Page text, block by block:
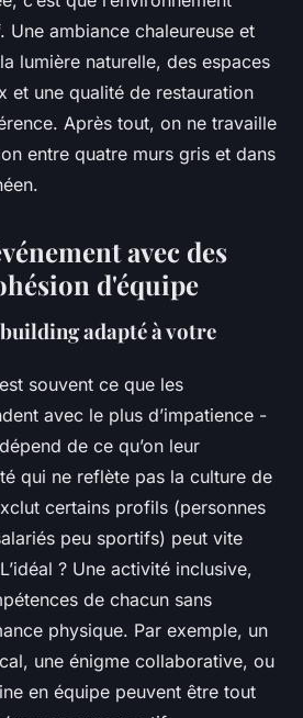
Une ambiance chaleureuse et
lumière naturelle, des espaces
et une qualité de restauration
Après tout, on ne travaille
entre quatre murs gris et dans
avec des
d'équipe
adapté à votre
souvent ce que les
avec le plus d’impatience -
de ce qu’on leur
qui ne reflète pas la culture de
certains profils (personnes
peu sportifs) peut vite
? Une activité inclusive,
de chacun sans
physique. Par exemple, un
une énigme collaborative, ou
en équipe peuvent être tout